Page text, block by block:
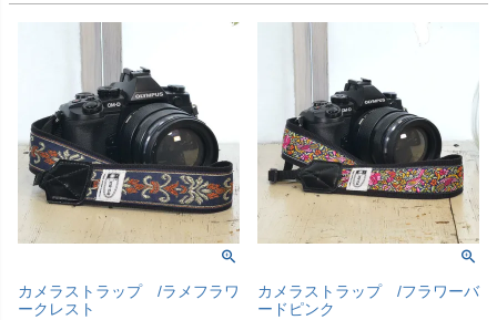
カメラストラップ /ラメフラワ
ークレスト
カメラストラップ /フラワーバ
ードピンク